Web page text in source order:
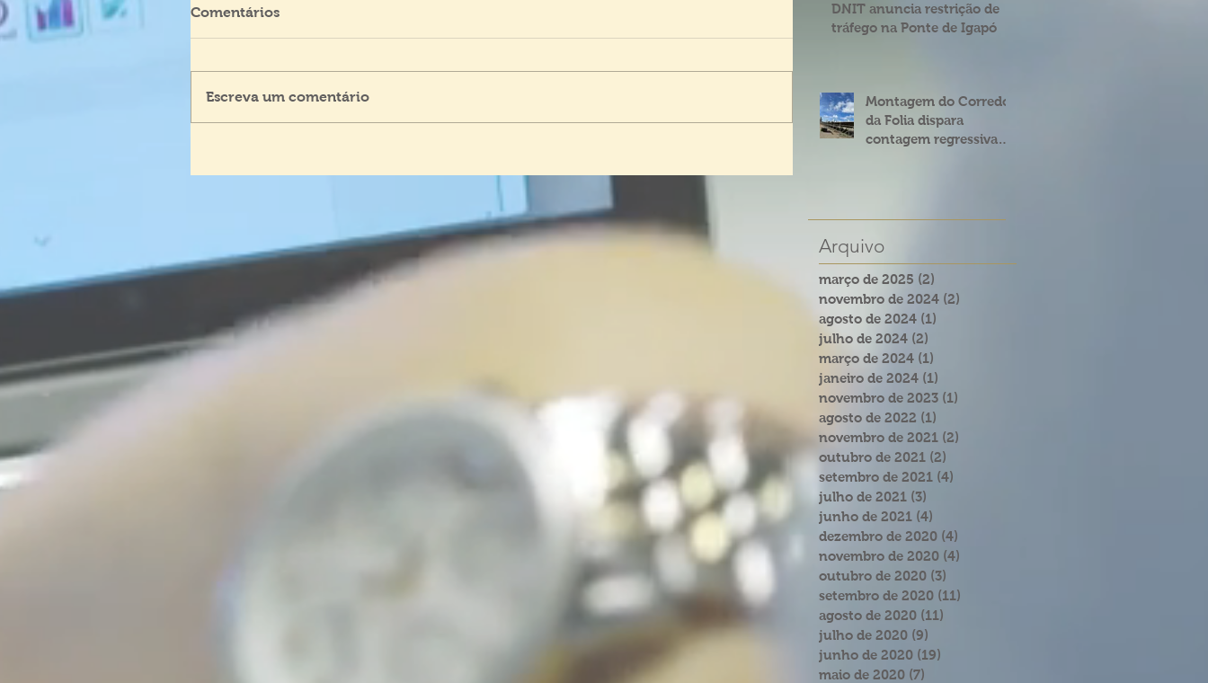
Comentários
Escreva um comentário
4º Centenário
DNIT anuncia restrição de
tráfego na Ponte de Igapó
Montagem do Corredor
da Folia dispara
contagem regressiva
Arquivo
março de 2025 (2)
novembro de 2024 (2)
agosto de 2024 (1)
julho de 2024 (2)
março de 2024 (1)
janeiro de 2024 (1)
novembro de 2023 (1)
agosto de 2022 (1)
novembro de 2021 (2)
outubro de 2021 (2)
setembro de 2021 (4)
julho de 2021 (3)
junho de 2021 (4)
dezembro de 2020 (4)
novembro de 2020 (4)
outubro de 2020 (3)
setembro de 2020 (11)
agosto de 2020 (11)
julho de 2020 (9)
junho de 2020 (19)
maio de 2020 (7)